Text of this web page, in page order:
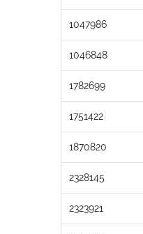
1047986
1046848
1782699
1751422
1870820
2328145
2323921